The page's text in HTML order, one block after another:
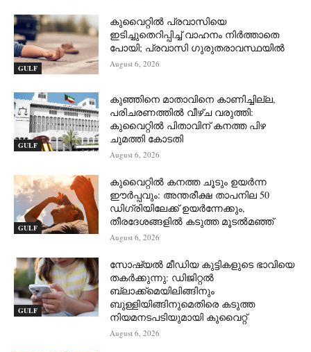
GULF
കുവൈറ്റിൽ പ്രവാസിയെ
ഇടിച്ചുതെറിപ്പിച്ച് വാഹനം നിർത്താതെ
പോയി; പ്രവാസി ഗുരുതരാവസ്ഥയിൽ
August 6, 2026
GULF
കുഞ്ഞിനെ മാതാവിനെ കാണിച്ചില്ല,
പരിചരണത്തിൽ വീഴ്ച വരുത്തി:
കുവൈറ്റിൽ പിതാവിന് കനത്ത പിഴ
ചുമത്തി കോടതി
August 6, 2026
GULF
കുവൈറ്റിൽ കനത്ത ചൂടും ഉയർന്ന
ഈർപ്പവും: അന്തരീക്ഷ താപനില 50
ഡിഗ്രിയിലേക്ക് ഉയർന്നേക്കും,
തീരദേശങ്ങളിൽ കടുത്ത മൂടൽമഞ്ഞ്
August 6, 2026
GULF
സോഷ്യൽ മീഡിയ കുട്ടികളുടെ ഭാവിയെ
തകർക്കുന്നു: ഡിജിറ്റൽ
ബ്ലാക്ക്‌മെയിലിങ്ങിനും
ബുള്ളിയിങ്ങിനുമെതിരെ കടുത്ത
നിയമനടപടിയുമായി കുവൈറ്റ്
August 6, 2026